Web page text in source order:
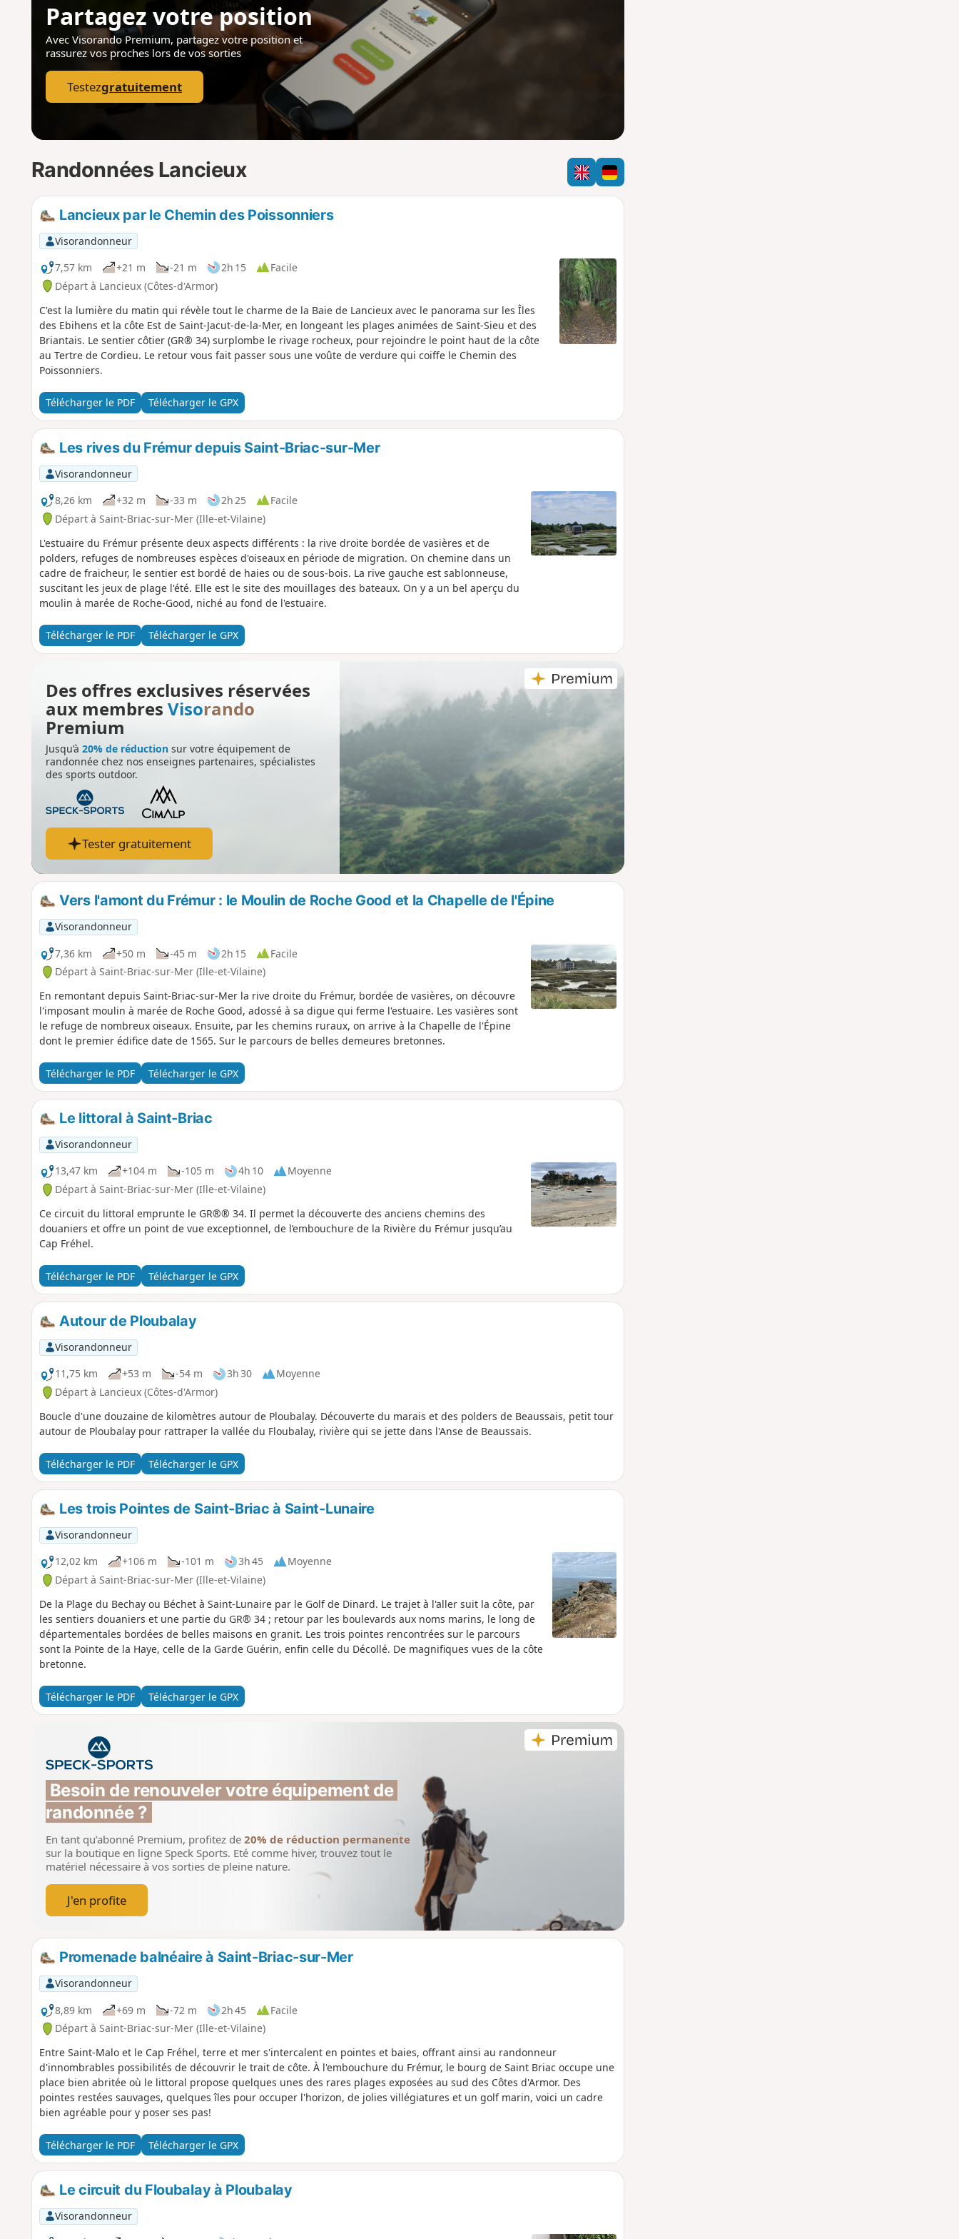
Partagez votre position
Avec Visorando Premium, partagez votre positionet
rassurez vos proches lors de vos sorties
Testezgratuitement
Randonnées Lancieux
Lancieux par le Chemin des Poissonniers
Visorandonneur
7,57 km
+21 m -21 m 2h 15
Facile
Départ à Lancieux (Côtes-d'Armor)
C'est la lumière du matin qui révèle tout le charme de la Baie de Lancieux avec le panorama sur les Îles
des Ebihens et la côte Est de Saint-Jacut-de-la-Mer, en longeant les plages animées de Saint-Sieu et des
Briantais. Le sentier côtier (GR® 34) surplombe le rivage rocheux, pour rejoindre le point haut de la côte
au Tertre de Cordieu. Le retour vous fait passer sous une voûte de verdure qui coiffe le Chemin des
Poissonniers.
Télécharger le PDF Télécharger le GPX
Les rives du Frémur depuis Saint-Briac-sur-Mer
Visorandonneur
8,26 km
+32 m -33 m 2h 25
Facile
Départ à Saint-Briac-sur-Mer (Ille-et-Vilaine)
L'estuaire du Frémur présente deux aspects différents : la rive droite bordée de vasières et de
polders, refuges de nombreuses espèces d'oiseaux en période de migration. On chemine dans un
cadre de fraicheur, le sentier est bordé de haies ou de sous-bois. La rive gauche est sablonneuse,
suscitant les jeux de plage l'été. Elle est le site des mouillages des bateaux. On y a un bel aperçu du
moulin à marée de Roche-Good, niché au fond de l'estuaire.
Télécharger le PDF Télécharger le GPX
Des offres exclusives réservées
aux membres Visorando
Premium
Jusqu’à 20% de réductionsur votre équipement de
randonnée chez nos enseignes partenaires, spécialistes
des sports outdoor.
Tester gratuitement
Vers l'amont du Frémur : le Moulin de Roche Good et la Chapelle de l'Épine
Visorandonneur
7,36 km
+50 m -45 m 2h 15
Facile
Départ à Saint-Briac-sur-Mer (Ille-et-Vilaine)
En remontant depuis Saint-Briac-sur-Mer la rive droite du Frémur, bordée de vasières, on découvre
l'imposant moulin à marée de Roche Good, adossé à sa digue qui ferme l'estuaire. Les vasières sont
le refuge de nombreux oiseaux. Ensuite, par les chemins ruraux, on arrive à la Chapelle de l'Épine
dont le premier édifice date de 1565. Sur le parcours de belles demeures bretonnes.
Télécharger le PDF Télécharger le GPX
Le littoral à Saint-Briac
Visorandonneur
13,47 km
+104 m -105 m 4h 10
Moyenne
Départ à Saint-Briac-sur-Mer (Ille-et-Vilaine)
Ce circuit du littoral emprunte le GR®® 34. Il permet la découverte des anciens chemins des
douaniers et offre un point de vue exceptionnel, de l’embouchure de la Rivière du Frémur jusqu’au
Cap Fréhel.
Télécharger le PDF Télécharger le GPX
Autour de Ploubalay
Visorandonneur
11,75 km
+53 m -54 m 3h 30
Moyenne
Départ à Lancieux (Côtes-d'Armor)
Boucle d'une douzaine de kilomètres autour de Ploubalay. Découverte du marais et des polders de Beaussais, petit tour
autour de Ploubalay pour rattraper la vallée du Floubalay, rivière qui se jette dans l'Anse de Beaussais.
Télécharger le PDF Télécharger le GPX
Les trois Pointes de Saint-Briac à Saint-Lunaire
Visorandonneur
12,02 km
+106 m -101 m 3h 45
Moyenne
Départ à Saint-Briac-sur-Mer (Ille-et-Vilaine)
De la Plage du Bechay ou Béchet à Saint-Lunaire par le Golf de Dinard. Le trajet à l'aller suit la côte, par
les sentiers douaniers et une partie du GR® 34 ; retour par les boulevards aux noms marins, le long de
départementales bordées de belles maisons en granit. Les trois pointes rencontrées sur le parcours
sont la Pointe de la Haye, celle de la Garde Guérin, enfin celle du Décollé. De magnifiques vues de la côte
bretonne.
Télécharger le PDF Télécharger le GPX
Besoin de renouveler votre équipement de
randonnée ?
En tant qu’abonné Premium, profitez de 20% de réduction permanente
sur la boutique en ligne Speck Sports. Eté comme hiver, trouvez tout le
matériel nécessaire à vos sorties de pleine nature.
J'en profite
Promenade balnéaire à Saint-Briac-sur-Mer
Visorandonneur
8,89 km
+69 m -72 m 2h 45
Facile
Départ à Saint-Briac-sur-Mer (Ille-et-Vilaine)
Entre Saint-Malo et le Cap Fréhel, terre et mer s'intercalent en pointes et baies, offrant ainsi au randonneur
d'innombrables possibilités de découvrir le trait de côte. À l'embouchure du Frémur, le bourg de Saint Briac occupe une
place bien abritée où le littoral propose quelques unes des rares plages exposées au sud des Côtes d'Armor. Des
pointes restées sauvages, quelques îles pour occuper l'horizon, de jolies villégiatures et un golf marin, voici un cadre
bien agréable pour y poser ses pas!
Télécharger le PDF Télécharger le GPX
Le circuit du Floubalay à Ploubalay
Visorandonneur